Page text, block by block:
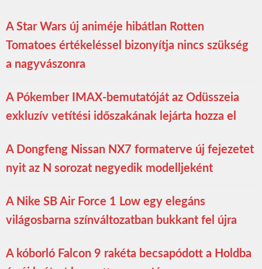
A Star Wars új animéje hibátlan Rotten
Tomatoes értékeléssel bizonyítja nincs szükség
a nagyvászonra
A Pókember IMAX-bemutatóját az Odüsszeia
exkluzív vetítési időszakának lejárta hozza el
A Dongfeng Nissan NX7 formaterve új fejezetet
nyit az N sorozat negyedik modelljeként
A Nike SB Air Force 1 Low egy elegáns
világosbarna színváltozatban bukkant fel újra
A kóborló Falcon 9 rakéta becsapódott a Holdba